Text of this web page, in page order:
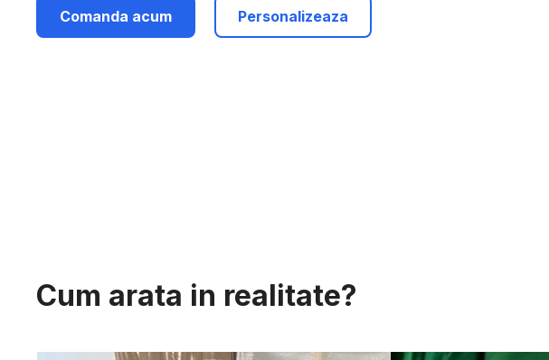
Comanda acum Personalizeaza
Cum arata in realitate?